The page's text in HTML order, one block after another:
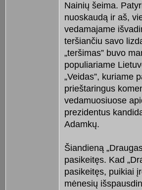
Nainių šeima.
nuoskaudą ir aš,
vedamajame
teršiančiu savo
„teršimas” buvo
populiariame
„Veidas”, kuriame
prieštaringus
vedamuosiuose
prezidentus
Adamkų.
Šiandieną
pasikeitęs. Kad
pasikeitęs, puikiai
mėnesių